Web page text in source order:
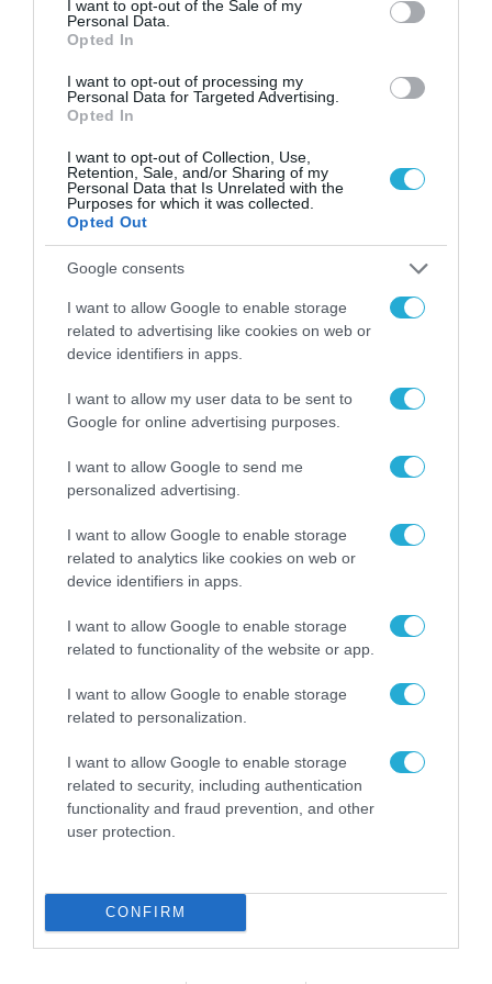
I want to opt-out of the Sale of my
Personal Data.
Opted In
I want to opt-out of processing my
Personal Data for Targeted Advertising.
Opted In
I want to opt-out of Collection, Use,
Retention, Sale, and/or Sharing of my
Personal Data that Is Unrelated with the
Purposes for which it was collected.
Opted Out
Google consents
I want to allow Google to enable storage
related to advertising like cookies on web or
device identifiers in apps.
I want to allow my user data to be sent to
Google for online advertising purposes.
I want to allow Google to send me
personalized advertising.
I want to allow Google to enable storage
related to analytics like cookies on web or
device identifiers in apps.
I want to allow Google to enable storage
related to functionality of the website or app.
I want to allow Google to enable storage
related to personalization.
I want to allow Google to enable storage
related to security, including authentication
functionality and fraud prevention, and other
user protection.
CONFIRM
ΒΡΑΒΕΥΣΕΙΣ
Η μαθητική startup «Enalion» στο
Προεδρικό Μέγαρο μετά τη διάκριση στο
Gen-E 2026
29.07.2026
ΥΛΙΚΟ-ΣΥΣΚΕΥΕΣ